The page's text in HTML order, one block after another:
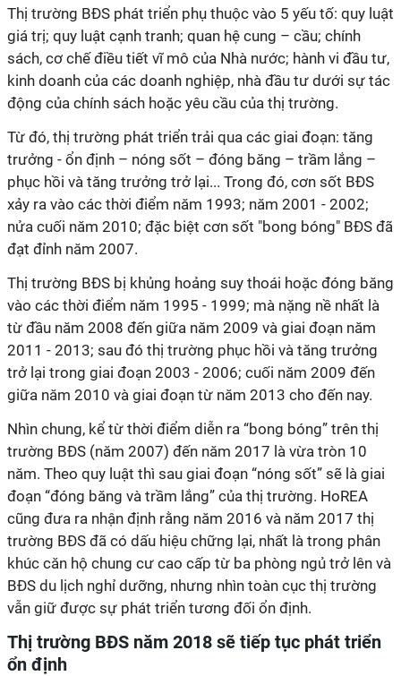
Thị trường BĐS phát triển phụ thuộc vào 5 yếu tố: quy luật
giá trị; quy luật cạnh tranh; quan hệ cung – cầu; chính
sách, cơ chế điều tiết vĩ mô của Nhà nước; hành vi đầu tư,
kinh doanh của các doanh nghiệp, nhà đầu tư dưới sự tác
động của chính sách hoặc yêu cầu của thị trường.
Từ đó, thị trường phát triển trải qua các giai đoạn: tăng
trưởng - ổn định – nóng sốt – đóng băng – trầm lắng –
phục hồi và tăng trưởng trở lại... Trong đó, cơn sốt BĐS
xảy ra vào các thời điểm năm 1993; năm 2001 - 2002;
nửa cuối năm 2010; đặc biệt cơn sốt "bong bóng" BĐS đã
đạt đỉnh năm 2007.
Thị trường BĐS bị khủng hoảng suy thoái hoặc đóng băng
vào các thời điểm năm 1995 - 1999; mà nặng nề nhất là
từ đầu năm 2008 đến giữa năm 2009 và giai đoạn năm
2011 - 2013; sau đó thị trường phục hồi và tăng trưởng
trở lại trong giai đoạn 2003 - 2006; cuối năm 2009 đến
giữa năm 2010 và giai đoạn từ năm 2013 cho đến nay.
Nhìn chung, kể từ thời điểm diễn ra “bong bóng” trên thị
trường BĐS (năm 2007) đến năm 2017 là vừa tròn 10
năm. Theo quy luật thì sau giai đoạn “nóng sốt” sẽ là giai
đoạn “đóng băng và trầm lắng” của thị trường. HoREA
cũng đưa ra nhận định rằng năm 2016 và năm 2017 thị
trường BĐS đã có dấu hiệu chững lại, nhất là trong phân
khúc căn hộ chung cư cao cấp từ ba phòng ngủ trở lên và
BĐS du lịch nghỉ dưỡng, nhưng nhìn toàn cục thị trường
vẫn giữ được sự phát triển tương đối ổn định.
Thị trường BĐS năm 2018 sẽ tiếp tục phát triển
ổn định